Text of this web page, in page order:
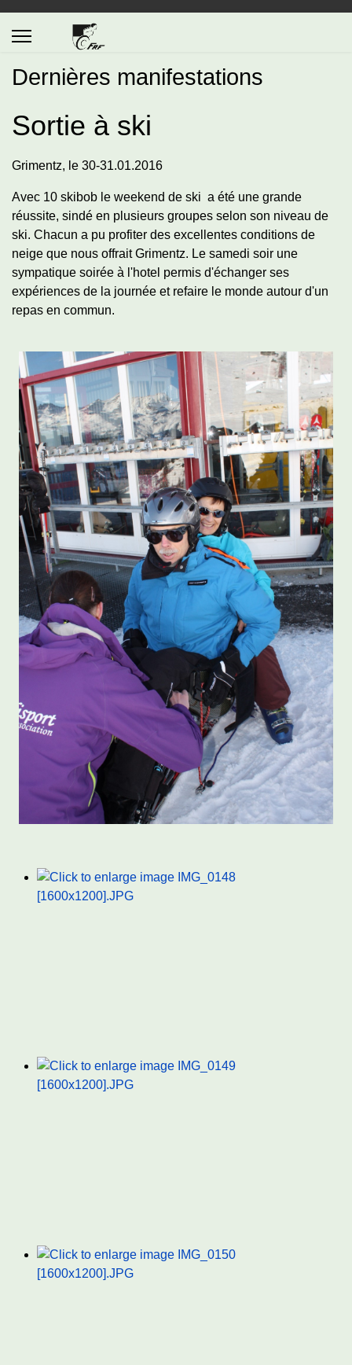
Dernières manifestations
Sortie à ski
Grimentz, le 30-31.01.2016
Avec 10 skibob le weekend de ski a été une grande
réussite, sindé en plusieurs groupes selon son niveau de
ski. Chacun a pu profiter des excellentes conditions de
neige que nous offrait Grimentz. Le samedi soir une
sympatique soirée à l'hotel permis d'échanger ses
expériences de la journée et refaire le monde autour d'un
repas en commun.